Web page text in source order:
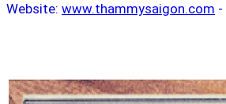
Website: www.thammysaigon.com -